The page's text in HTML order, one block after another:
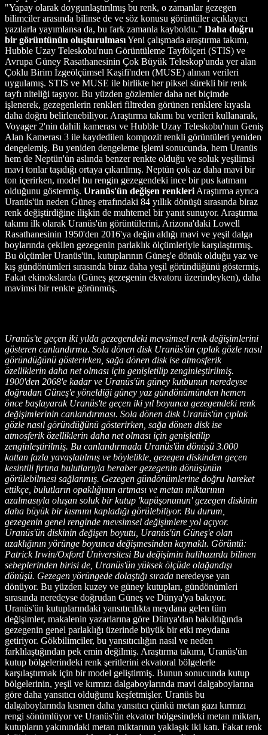
"Yapay olarak doygunlaştırılmış bu renk, o zamanlar gezegen
bilimciler arasında bilinse de ve söz konusu görüntüler açıklayıcı
yazılarla yayımlansa da, bu fark zamanla kayboldu." Daha doğru
bir görüntünün oluşturulmasıYeni çalışmada araştırma takımı,
Hubble Uzay Teleskobu'nun Görüntüleme Tayfölçeri (STIS) ve
Avrupa Güney Rasathanesinin Çok Büyük Teleskop'unda yer alan
Çoklu Birim İzgeölçümsel Kaşifi'nden (MUSE) alınan verileri
uygulamış. STIS ve MUSE ile birlikte her piksel sürekli bir renk
tayfı niteliği taşıyor. Bu yüzden gözlemler daha net biçimde
işlenerek, gezegenlerin renkleri filtreden görünen renklere kıyasla
daha doğru belirlenebiliyor. Araştırma takımı bu verileri kullanarak,
Voyager 2'nin dahili kamerası ve Hubble Uzay Teleskobu'nun Geniş
Alan Kamerası 3 ile kaydedilen kompozit renkli görüntüleri yeniden
dengelemiş. Bu yeniden dengeleme işlemi sonucunda, hem Uranüs
hem de Neptün'ün aslında benzer renkte olduğu ve soluk yeşilimsi
mavi tonlar taşıdığı ortaya çıkarılmış. Neptün çok az daha mavi bir
ton içerirken, model bu rengin gezegendeki ince bir pus katmanı
olduğunu göstermiş. Uranüs'ün değişen renkleri Araştırma ayrıca
Uranüs'ün neden Güneş etrafındaki 84 yıllık dönüşü sırasında biraz
renk değiştirdiğine ilişkin de muhtemel bir yanıt sunuyor. Araştırma
takımı ilk olarak Uranüs'ün görüntülerini, Arizona'daki Lowell
Rasathanesinin 1950'den 2016'ya değin aldığı mavi ve yeşil dalga
boylarında çekilen gezegenin parlaklık ölçümleriyle karşılaştırmış.
Bu ölçümler Uranüs'ün, kutuplarının Güneş'e dönük olduğu yaz ve
kış gündönümleri sırasında biraz daha yeşil göründüğünü göstermiş.
Fakat ekinokslarda (Güneş gezegenin ekvatoru üzerindeyken), daha
mavimsi bir renkte görünmüş.
Uranüs'te geçen iki yılda gezegendeki mevsimsel renk değişimlerini
gösteren canlandırma. Sola dönen disk Uranüs'ün çıplak gözle nasıl
göründüğünü gösterirken, sağa dönen disk ise atmosferik
özelliklerin daha net olması için genişletilip zenginleştirilmiş.
1900'den 2068'e kadar ve Uranüs'ün güney kutbunun neredeyse
doğrudan Güneş'e yöneldiği güney yaz gündönümünden hemen
önce başlayarak Uranüs'te geçen iki yıl boyunca gezegendeki renk
değişimlerinin canlandırması. Sola dönen disk Uranüs'ün çıplak
gözle nasıl göründüğünü gösterirken, sağa dönen disk ise
atmosferik özelliklerin daha net olması için genişletilip
zenginleştirilmiş. Bu canlandırmada Uranüs'ün dönüşü 3.000
kattan fazla yavaşlatılmış ve böylelikle, gezegen diskinden geçen
kesintili fırtına bulutlarıyla beraber gezegenin dönüşünün
görülebilmesi sağlanmış. Gezegen gündönümlerine doğru hareket
ettikçe, bulutların opaklığının artması ve metan miktarının
azalmasıyla oluşan soluk bir kutup 'kapüşonunun' gezegen diskinin
daha büyük bir kısmını kapladığı görülebiliyor. Bu durum,
gezegenin genel renginde mevsimsel değişimlere yol açıyor.
Uranüs'ün diskinin değişen boyutu, Uranüs'ün Güneş'e olan
uzaklığının yörünge boyunca değişmesinden kaynaklı. Görüntü:
Patrick Irwin/Oxford Üniversitesi Bu değişimin halihazırda bilinen
sebeplerinden birisi de, Uranüs'ün yüksek ölçüde olağandışı
dönüşü. Gezegen yörüngede dolaştığı sırada neredeyse yan
dönüyor. Bu yüzden kuzey ve güney kutupları, gündönümleri
sırasında neredeyse doğrudan Güneş ve Dünya'ya bakıyor.
Uranüs'ün kutuplarındaki yansıtıcılıkta meydana gelen tüm
değişimler, makalenin yazarlarına göre Dünya'dan bakıldığında
gezegenin genel parlaklığı üzerinde büyük bir etki meydana
getiriyor. Gökbilimciler, bu yansıtıcılığın nasıl ve neden
farklılaştığından pek emin değilmiş. Araştırma takımı, Uranüs'ün
kutup bölgelerindeki renk şeritlerini ekvatoral bölgelerle
karşılaştırmak için bir model geliştirmiş. Bunun sonucunda kutup
bölgelerinin, yeşil ve kırmızı dalgaboylarında mavi dalgaboylarına
göre daha yansıtıcı olduğunu keşfetmişler. Uranüs bu
dalgaboylarında kısmen daha yansıtıcı çünkü metan gazı kırmızı
rengi sönümlüyor ve Uranüs'ün ekvator bölgesindeki metan miktarı,
kutupların yakınındaki metan miktarının yaklaşık iki katı. Fakat renk